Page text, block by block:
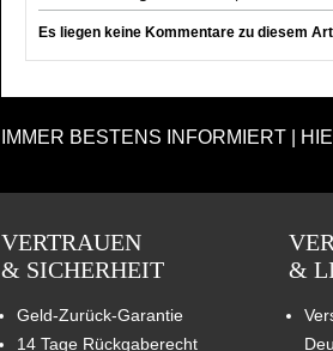
Es liegen keine Kommentare zu diesem
IMMER BESTENS INFORMIERT |
VERTRAUEN
& SICHERHEIT
Geld-Zurück-Garantie
14 Tage Rückgaberecht
&